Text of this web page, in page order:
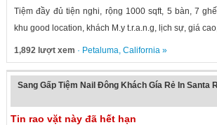
Tiệm đầy đủ tiện nghi, rộng 1000 sqft, 5 bàn, 7
khu good location, khách M.y t.r.a.n.g, lịch sự, giá
1,892 lượt xem · Petaluma, California»
Sang Gấp Tiệm Nail Đông Khách Gía Rẻ In Santa
Tin rao vặt này đã hết hạn